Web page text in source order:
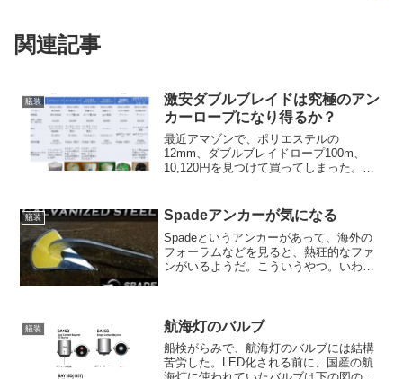
関連記事
艤装
激安ダブルブレイドは究極のアン
カーロープになり得るか？
最近アマゾンで、ポリエステルの
12mm、ダブルブレイドロープ100m、
10,120円を見つけて買ってしまった。こ
なかそうもいかないようで。。。まず、
最初にこれまで使った...
艤装 Spadeアンカーが気になる
Spadeというアンカーがあって、海外の
フォーラムなどを見ると、熱狂的なファ
ンがいるようだ。こういうやつ。いわゆ
の大きい...
艤装 航海灯のバルブ
船検がらみで、航海灯のバルブには結構
苦労した。LED化される前に、国産の航